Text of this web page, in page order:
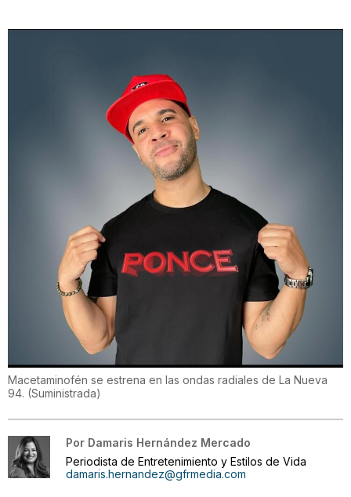
Macetaminofén se estrena en las ondas radiales de La Nueva
94. (Suministrada)
Por Damaris Hernández Mercado
Periodista de Entretenimiento y Estilos de Vida
damaris.hernandez@gfrmedia.com